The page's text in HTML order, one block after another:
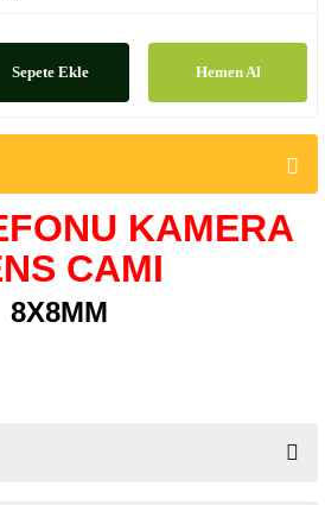
Sepete Ekle Hemen Al
KAMERA
CAMI
8X8MM